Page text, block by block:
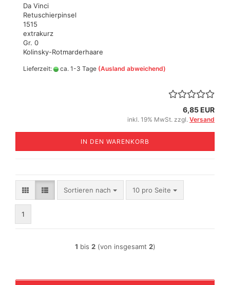
Da Vinci
Retuschierpinsel
1515
extrakurz
Gr. 0
Kolinsky-Rotmarderhaare
Lieferzeit: ca. 1-3 Tage (Ausland abweichend)
6,85 EUR
inkl. 19% MwSt. zzgl. Versand
IN DEN WARENKORB
Sortieren nach
Sortieren nach 10 pro Seite
pro Seite
1
1 bis 2(von insgesamt 2)